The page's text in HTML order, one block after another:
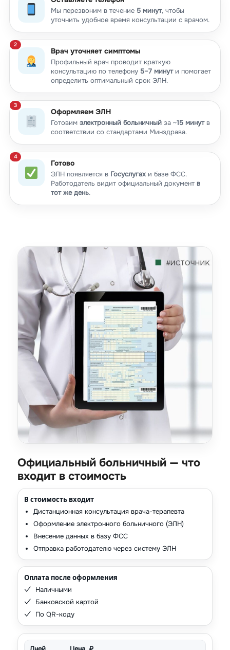
Мы перезвоним в течение 5 минут, чтобы
уточнить удобное время консультации с врачом.
Врач уточняет симптомы
Профильный врач проводит краткую
консультацию по телефону 5–7 минути помогает
определить оптимальный срок ЭЛН.
Оформляем ЭЛН
Готовим электронный больничныйза ~15 минутв
соответствии со стандартами Минздрава.
Готово
ЭЛН появляется в Госуслугахи базе ФСС.
Работодатель видит официальный документ в
тот же день.
Официальный больничный — что
входит в стоимость
В стоимость входит
Дистанционная консультация врача-терапевта
Оформление электронного больничного (ЭЛН)
Внесение данных в базу ФСС
Отправка работодателю через систему ЭЛН
Оплата после оформления
Наличными
Банковской картой
По QR-коду